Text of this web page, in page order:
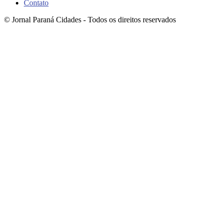
Contato
© Jornal Paraná Cidades - Todos os direitos reservados